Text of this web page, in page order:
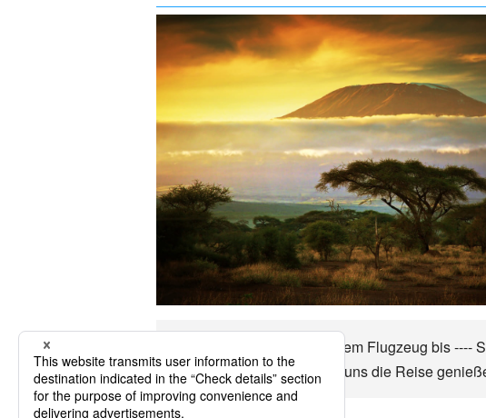
Kenia Es ist ungefähr mit dem Flugzeug bis
Manieren usw. Kenia Lass uns die Reise